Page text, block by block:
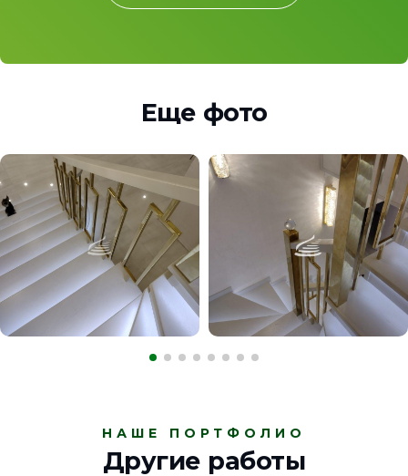
Еще фото
НАШЕ ПОРТФОЛИО
Другие работы